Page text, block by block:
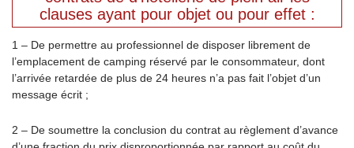
clauses ayant pour objet ou pour effet :
1 – De permettre au professionnel de disposer librement de
l’emplacement de camping réservé par le consommateur, dont
l’arrivée retardée de plus de 24 heures n’a pas fait l’objet d’un
message écrit ;
2 – De soumettre la conclusion du contrat au règlement d’avance